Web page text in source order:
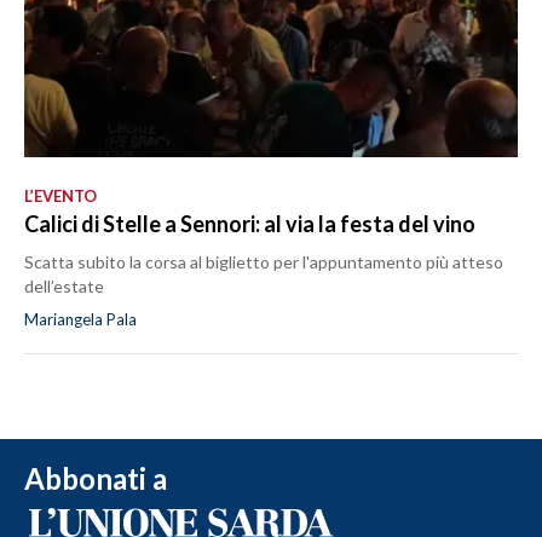
L’EVENTO
Calici di Stelle a Sennori: al via la festa del vino
Scatta subito la corsa al biglietto per l'appuntamento più atteso
dell’estate
Mariangela Pala
Abbonati a